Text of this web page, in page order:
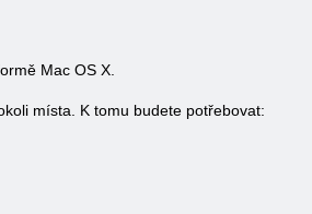
Mac OS X.
místa. K tomu budete potřebovat: